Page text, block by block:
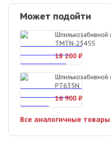
Может подойти
Шпилькозабивной
TMTN-2345S
18 200 ₽
Шпилькозабивной
PT635N
16 900 ₽
Все аналогичные товары